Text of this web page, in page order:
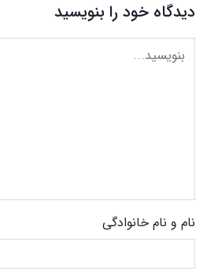
دیدگاه خود را بنویسید
نام و نام خانوادگی